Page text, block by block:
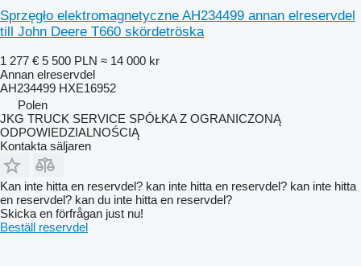
Sprzęgło elektromagnetyczne AH234499 annan elreservdel
till John Deere T660 skördetröska
1 277 € 5 500 PLN ≈ 14 000 kr
Annan elreservdel
AH234499 HXE16952
Polen
JKG TRUCK SERVICE SPÓŁKA Z OGRANICZONĄ
ODPOWIEDZIALNOŚCIĄ
Kontakta säljaren
Kan inte hitta en reservdel? kan inte hitta en reservdel? kan inte hitta
en reservdel? kan du inte hitta en reservdel?
Skicka en förfrågan just nu!
Beställ reservdel